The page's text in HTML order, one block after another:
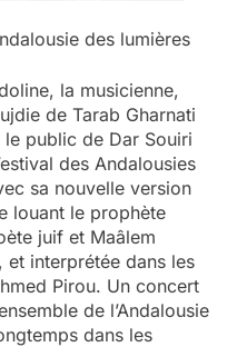
des lumières
la musicienne,
de Tarab Gharnati
public de Dar Souiri
des Andalousies
sa nouvelle version
louant le prophète
juif et Maâlem
et interprétée dans les
Pirou. Un concert
de l’Andalousie
dans les